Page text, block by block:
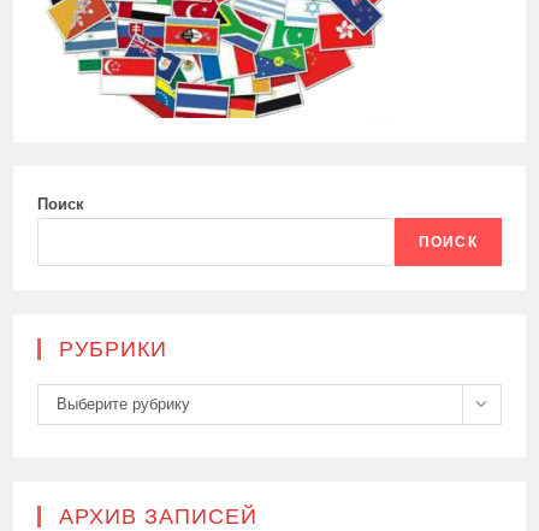
Поиск
ПОИСК
РУБРИКИ
Рубрики
Выберите рубрику
АРХИВ ЗАПИСЕЙ